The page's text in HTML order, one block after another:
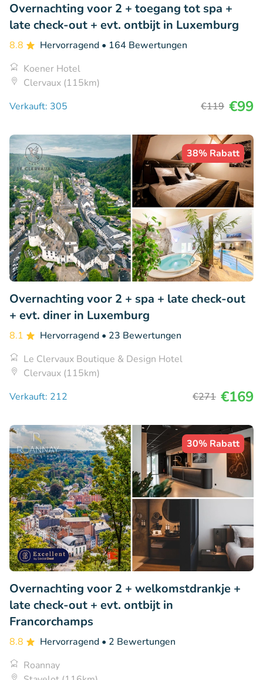
Overnachting voor 2 + toegang tot spa +
late check-out + evt. ontbijt in Luxemburg
8.8 Hervorragend • 164 Bewertungen
Koener Hotel
Clervaux (115km)
Verkauft: 305
€119 €99
38% Rabatt
Overnachting voor 2 + spa + late check-out
+ evt. diner in Luxemburg
8.1 Hervorragend • 23 Bewertungen
Le Clervaux Boutique & Design Hotel
Clervaux (115km)
Verkauft: 212
€271 €169
30% Rabatt
Overnachting voor 2 + welkomstdrankje +
late check-out + evt. ontbijt in
Francorchamps
8.8 Hervorragend • 2 Bewertungen
Roannay